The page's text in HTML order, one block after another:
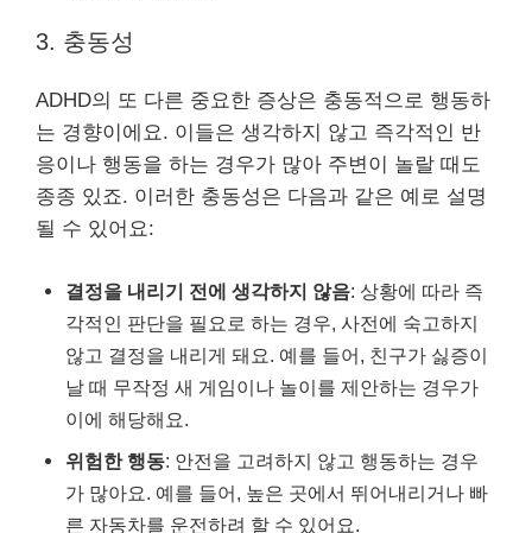
3. 충동성
ADHD의 또 다른 중요한 증상은 충동적으로 행동하
는 경향이에요. 이들은 생각하지 않고 즉각적인 반
응이나 행동을 하는 경우가 많아 주변이 놀랄 때도
종종 있죠. 이러한 충동성은 다음과 같은 예로 설명
될 수 있어요:
결정을 내리기 전에 생각하지 않음: 상황에 따라 즉
각적인 판단을 필요로 하는 경우, 사전에 숙고하지
않고 결정을 내리게 돼요. 예를 들어, 친구가 싫증이
날 때 무작정 새 게임이나 놀이를 제안하는 경우가
이에 해당해요.
위험한 행동: 안전을 고려하지 않고 행동하는 경우
가 많아요. 예를 들어, 높은 곳에서 뛰어내리거나 빠
른 자동차를 운전하려 할 수 있어요.